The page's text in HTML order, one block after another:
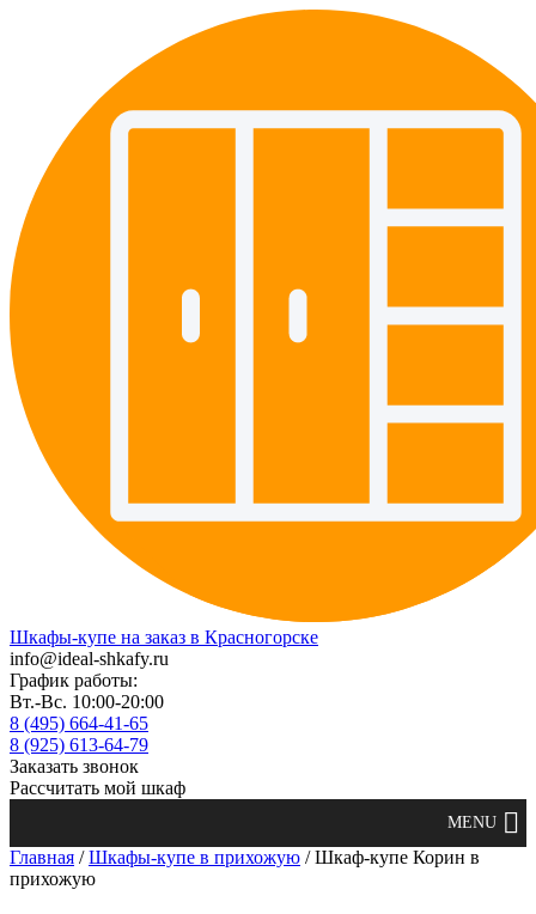
Шкафы-купе на заказ в Красногорске
info@ideal-shkafy.ru
График работы:
Вт.-Вс. 10:00-20:00
8 (495) 664-41-65
8 (925) 613-64-79
Заказать звонок
Рассчитать мой шкаф
Главная /Шкафы-купе в прихожую / Шкаф-купе Корин в
прихожую